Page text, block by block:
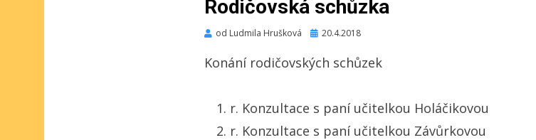
Rodičovská schůzka
od Ludmila Hrušková Publikováno
20.4.2018
Konání rodičovských schůzek
r. Konzultace s paní učitelkou Holáčikovou
r. Konzultace s paní učitelkou Závůrkovou